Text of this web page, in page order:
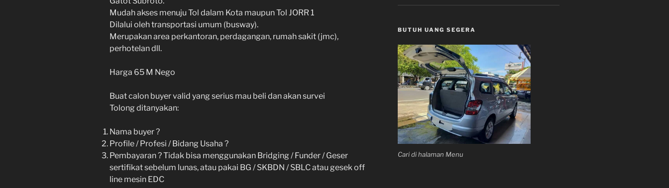
Mudah akses menuju Tol dalam Kota maupun Tol JORR 1
Dilalui oleh transportasi umum (busway).
Merupakan area perkantoran, perdagangan, rumah sakit (jmc),
perhotelan dll.
Harga 65 M Nego
Buat calon buyer valid yang serius mau beli dan akan survei
Tolong ditanyakan:
Nama buyer ?
Profile / Profesi / Bidang Usaha ?
Pembayaran ? Tidak bisa menggunakan Bridging / Funder / Geser
sertifikat sebelum lunas, atau pakai BG / SKBDN / SBLC atau gesek off
line mesin EDC
BUTUH UANG SEGERA
Cari di halaman Menu